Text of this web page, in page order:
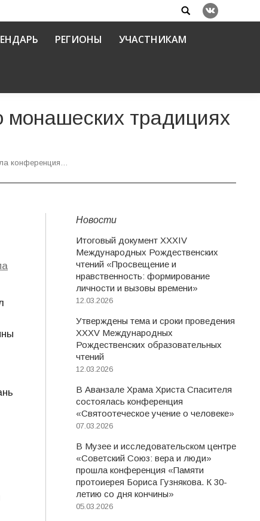
Search:
Вконтакте
РЕГИОНЫ УЧАСТНИКАМ
традициях
конференция…
Новости
Итоговый документ XXХIV
Международных Рождественских
чтений «Просвещение и
нравственность: формирование
личности и вызовы времени»
12.03.2026
Утверждены тема и сроки проведения
XXXV Международных
Рождественских образовательных
чтений
12.03.2026
В Аванзале Храма Христа Спасителя
состоялась конференция
«Святоотеческое учение о человеке»
07.03.2026
В Музее и исследовательском центре
«Советский Союз: вера и люди»
прошла конференция «Памяти
протоиерея Бориса Гузнякова. К 30-
летию со дня кончины»
05.03.2026